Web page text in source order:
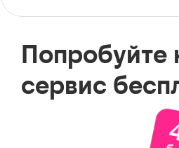
Попробуйте
сервис